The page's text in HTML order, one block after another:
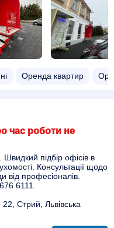
Оренда квартир
час роботи не
підбір офісів в
Консультації щодо
від професіоналів.
6111.
Стрий, Львівська